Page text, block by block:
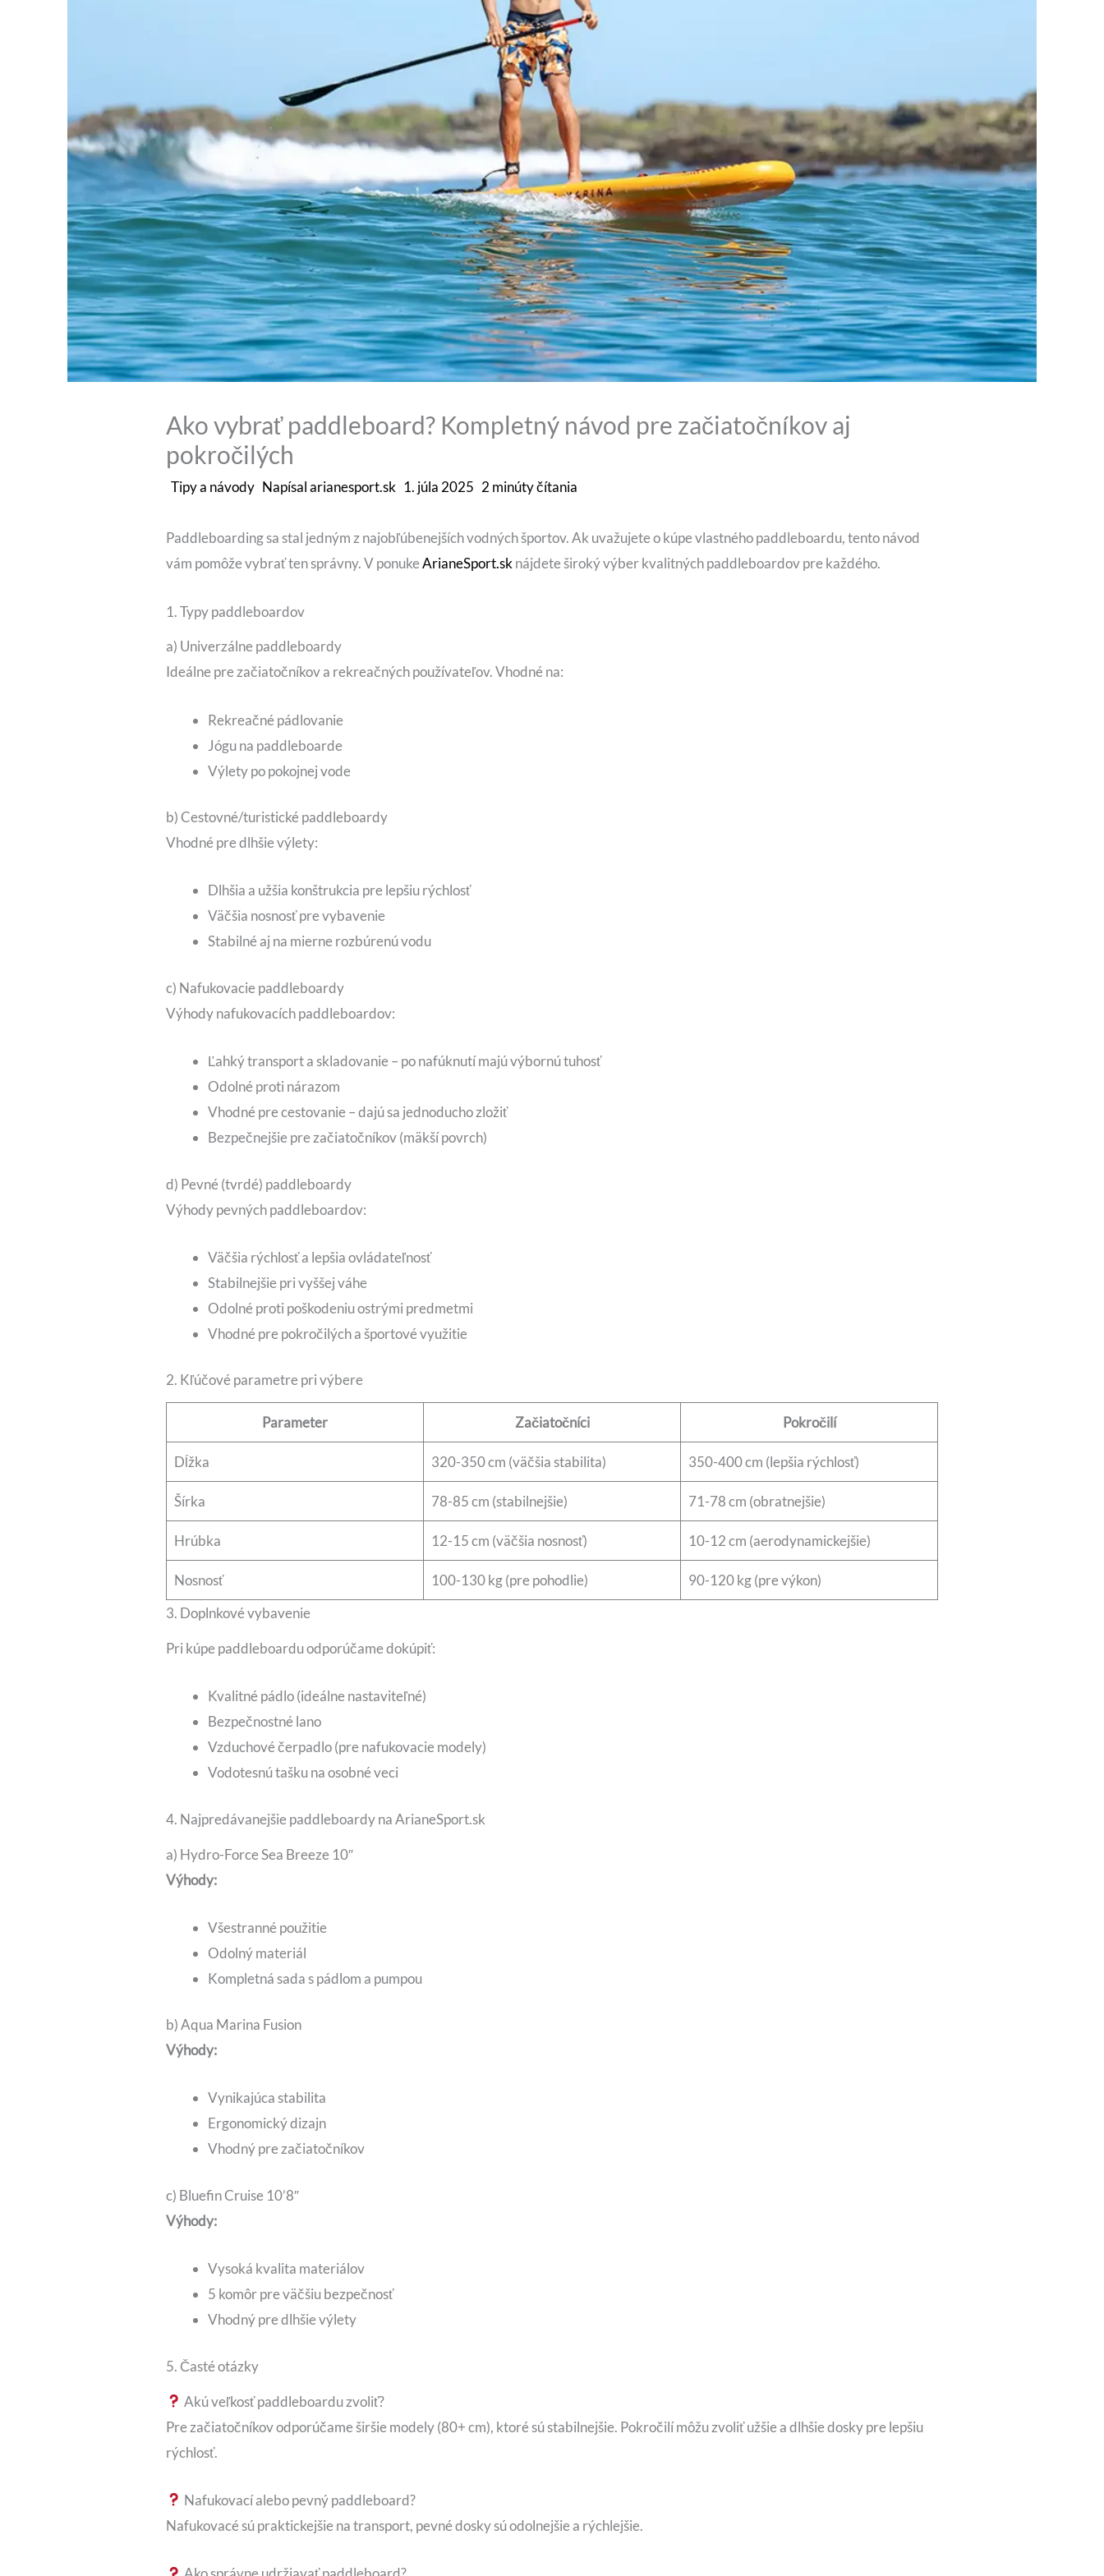
Ako vybrať paddleboard? Kompletný návod pre začiatočníkov aj
pokročilých
Tipy a návody Napísalarianesport.sk 1. júla 2025 2 minúty čítania
Paddleboarding sa stal jedným z najobľúbenejších vodných športov. Ak uvažujete o kúpe vlastného paddleboardu, tento návod
vám pomôže vybrať ten správny. V ponukeArianeSport.sknájdete široký výber kvalitných paddleboardov pre každého.
1. Typy paddleboardov
a) Univerzálne paddleboardy
Ideálne pre začiatočníkov a rekreačných používateľov. Vhodné na:
Rekreačné pádlovanie
Jógu na paddleboarde
Výlety po pokojnej vode
b) Cestovné/turistické paddleboardy
Vhodné pre dlhšie výlety:
Dlhšia a užšia konštrukcia pre lepšiu rýchlosť
Väčšia nosnosť pre vybavenie
Stabilné aj na mierne rozbúrenú vodu
c) Nafukovacie paddleboardy
Výhody nafukovacích paddleboardov:
Ľahký transport a skladovanie – po nafúknutí majú výbornú tuhosť
Odolné proti nárazom
Vhodné pre cestovanie – dajú sa jednoducho zložiť
Bezpečnejšie pre začiatočníkov (mäkší povrch)
d) Pevné (tvrdé) paddleboardy
Výhody pevných paddleboardov:
Väčšia rýchlosť a lepšia ovládateľnosť
Stabilnejšie pri vyššej váhe
Odolné proti poškodeniu ostrými predmetmi
Vhodné pre pokročilých a športové využitie
2. Kľúčové parametre pri výbere
Parameter Začiatočníci Pokročilí
Dĺžka 320-350 cm (väčšia stabilita) 350-400 cm (lepšia rýchlosť)
Šírka 78-85 cm (stabilnejšie) 71-78 cm (obratnejšie)
Hrúbka 12-15 cm (väčšia nosnosť) 10-12 cm (aerodynamickejšie)
Nosnosť 100-130 kg (pre pohodlie)
90-120 kg (pre výkon)
3. Doplnkové vybavenie
Pri kúpe paddleboardu odporúčame dokúpiť:
Kvalitné pádlo (ideálne nastaviteľné)
Bezpečnostné lano
Vzduchové čerpadlo (pre nafukovacie modely)
Vodotesnú tašku na osobné veci
4. Najpredávanejšie paddleboardy na ArianeSport.sk
a) Hydro-Force Sea Breeze 10″
Výhody:
Všestranné použitie
Odolný materiál
Kompletná sada s pádlom a pumpou
b) Aqua Marina Fusion
Výhody:
Vynikajúca stabilita
Ergonomický dizajn
Vhodný pre začiatočníkov
c) Bluefin Cruise 10’8″
Výhody:
Vysoká kvalita materiálov
5 komôr pre väčšiu bezpečnosť
Vhodný pre dlhšie výlety
5. Časté otázky
Akú veľkosť paddleboardu zvoliť?
Pre začiatočníkov odporúčame širšie modely (80+ cm), ktoré sú stabilnejšie. Pokročilí môžu zvoliť užšie a dlhšie dosky pre lepšiu
rýchlosť.
Nafukovací alebo pevný paddleboard?
Nafukovacé sú praktickejšie na transport, pevné dosky sú odolnejšie a rýchlejšie.